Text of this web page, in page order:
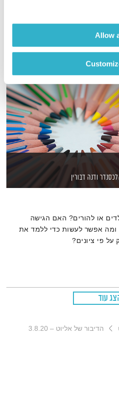
Allow
ודנה דבורין
או להורים? האם הגישה
ומה אפשר לעשות כדי ללמד את
פי ציונים?
עוד
הדיבור של אליוט – 3.8.20